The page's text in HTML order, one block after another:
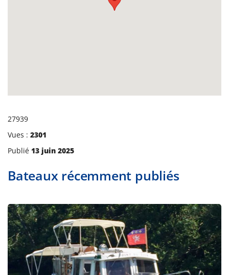
27939
Vues : 2301
Publié 13 juin 2025
Bateaux récemment publiés